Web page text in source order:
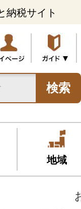
納税サイト
検索
地域